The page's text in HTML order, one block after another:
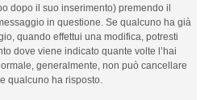
dopo il suo inserimento) premendo il
in questione. Se qualcuno ha già
quando effettui una modifica, potresti
dove viene indicato quante volte l’hai
generalmente, non può cancellare
qualcuno ha risposto.